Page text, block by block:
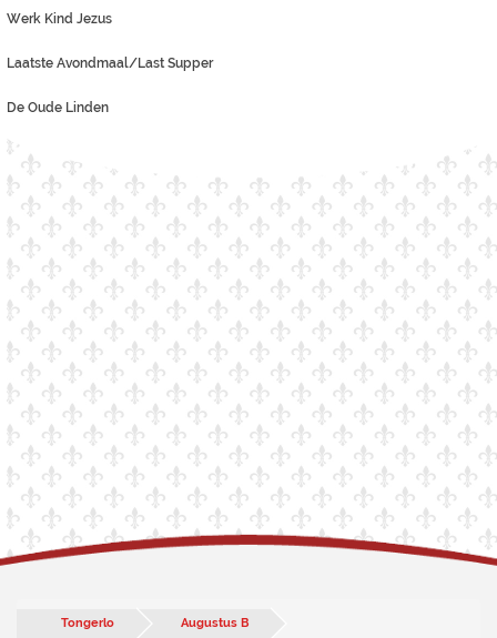
Werk Kind Jezus
Laatste Avondmaal/Last Supper
De Oude Linden
Tongerlo Augustus B